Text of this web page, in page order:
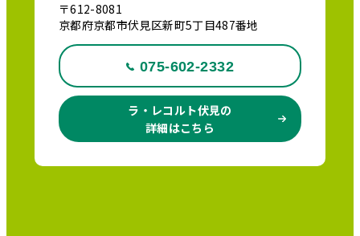
〒612-8081
京都府京都市伏見区新町5丁目487番地
075-602-2332
ラ・レコルト伏見の
詳細はこちら